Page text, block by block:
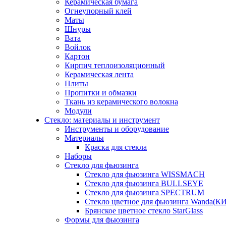
Керамическая бумага
Огнеупорный клей
Маты
Шнуры
Вата
Войлок
Картон
Кирпич теплоизоляционный
Керамическая лента
Плиты
Пропитки и обмазки
Ткань из керамического волокна
Модули
Стекло: материалы и инструмент
Инструменты и оборудование
Материалы
Краска для стекла
Наборы
Стекло для фьюзинга
Стекло для фьюзинга WISSMACH
Стекло для фьюзинга BULLSEYE
Стекло для фьюзинга SPECTRUM
Стекло цветное для фьюзинга
Брянское цветное стекло StarGlass
Формы для фьюзинга